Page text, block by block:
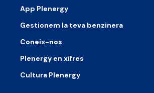
App Plenergy
Gestionem la teva benzinera
Coneix-nos
Plenergy en xifres
Cultura Plenergy